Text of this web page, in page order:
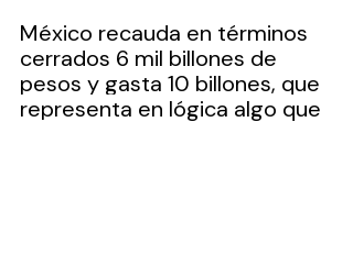
México recauda en términos
cerrados 6 mil billones de
pesos y gasta 10 billones, que
representa en lógica algo que